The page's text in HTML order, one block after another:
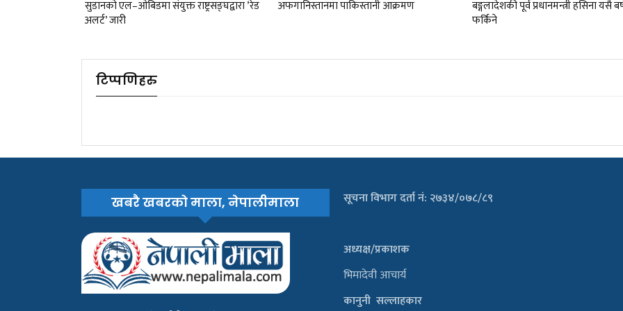
सुडानको एल–ओबिडमा संयुक्त राष्ट्रसङ्घद्वारा ’रेड
अलर्ट’ जारी
अफगानिस्तानमा पाकिस्तानी आक्रमण
बङ्गलादेशकी पूर्व प्रधानमन्त्री हसिना यसै
फर्किने
टिप्पणिहरु
खबरै खबरको माला, नेपालीमाला सूचना विभाग दर्ता नं: २७३४/०७८/८९
अध्यक्ष/प्रकाशक
भिमादेवी आचार्य
कानुनी सल्लाहकार